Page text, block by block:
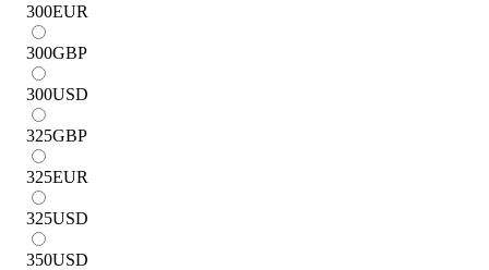
300EUR
300GBP
300USD
325GBP
325EUR
325USD
350USD